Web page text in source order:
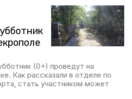
(0+) проведут на
Как рассказали в отделе по
стать участником может